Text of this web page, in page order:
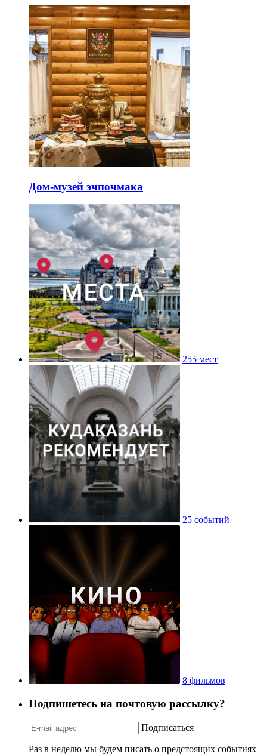
Дом-музей эчпочмака
255 мест
25 событий
8 фильмов
Подпишетесь на почтовую рассылку?
Подписаться
Раз в неделю мы будем писать о предстоящих событиях